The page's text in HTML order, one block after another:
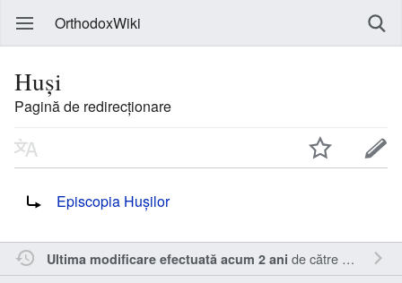
OrthodoxWiki
Huși
Pagină de redirecționare
Episcopia Hușilor
Ultima modificare efectuată acum 2 ani de către RappY.